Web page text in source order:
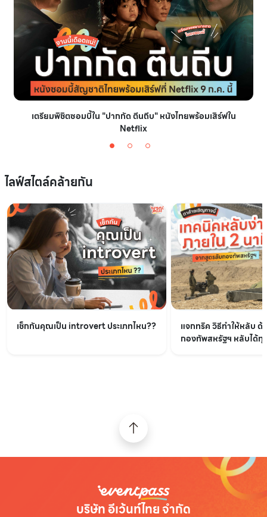
เตรียมพิชิตซอมบี้ใน "ปากกัด ตีนถีบ" หนังไทยพร้อมเสิร์ฟใน
Netflix
ไลฟ์สไตล์คล้ายกัน
เช็กกันคุณเป็น introvert ประเภทไหน??
แจกทริค วิธีทำให้หลับ
กองทัพสหรัฐฯ หลับได้ทุ
บริษัท อีเว้นท์ไทย จำกัด